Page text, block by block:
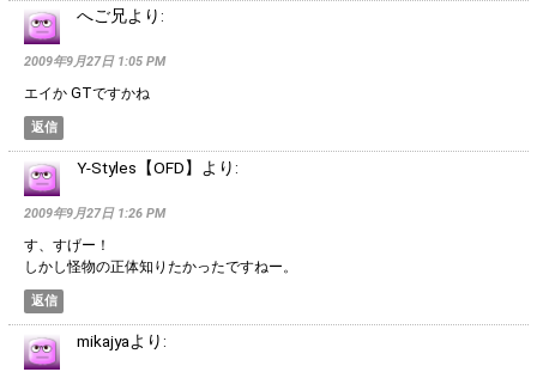
へご兄より:
2009年9月27日 1:05 PM
エイか GTですかね
返信
Y-Styles【OFD】 より:
2009年9月27日 1:26 PM
す、すげー！
しかし怪物の正体知りたかったですねー。
返信
mikajyaより: